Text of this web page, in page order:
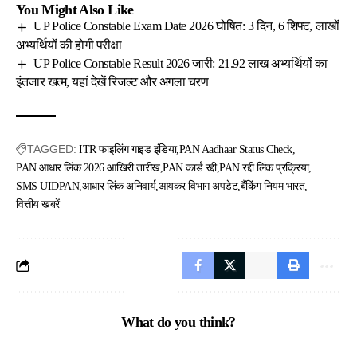
You Might Also Like
UP Police Constable Exam Date 2026 घोषित: 3 दिन, 6 शिफ्ट, लाखों
अभ्यर्थियों की होगी परीक्षा
UP Police Constable Result 2026 जारी: 21.92 लाख अभ्यर्थियों का
इंतजार खत्म, यहां देखें रिजल्ट और अगला चरण
TAGGED: ITR फाइलिंग गाइड इंडिया PAN Aadhaar Status Check
PAN आधार लिंक 2026 आखिरी तारीख PAN कार्ड रद्दी PAN रद्दी लिंक प्रक्रिया
SMS UIDPAN आधार लिंक अनिवार्य आयकर विभाग अपडेट बैंकिंग नियम भारत
वित्तीय खबरें
What do you think?